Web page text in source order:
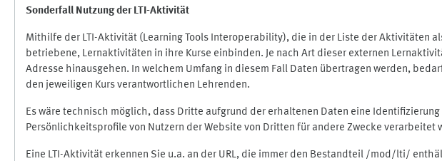
Sonderfall Nutzung der LTI-Aktivität
Mithilfe der LTI-Aktivität (Learning Tools Interoperability), die in der Liste der Aktivitäten
betriebene, Lernaktivitäten in ihre Kurse einbinden. Je nach Art dieser externen
Adresse hinausgehen. In welchem Umfang in diesem Fall Daten übertragen werden,
den jeweiligen Kurs verantwortlichen Lehrenden.
Es wäre technisch möglich, dass Dritte aufgrund der erhaltenen Daten eine
Persönlichkeitsprofile von Nutzern der Website von Dritten für andere Zwecke verarbeitet
Eine LTI-Aktivität erkennen Sie u.a. an der URL, die immer den Bestandteil /mod/lti/